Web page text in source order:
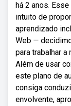
há 2 anos.
intuito de
aprendizado
Web —
para trabalhar a
Além de usar
este plano de
consiga
envolvente,